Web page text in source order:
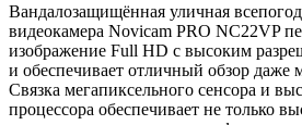
Вандалозащищённая уличная
видеокамера Novicam PRO NC22VP
изображение Full HD с высоким
и обеспечивает отличный обзор даже
Связка мегапиксельного сенсора и
процессора обеспечивает не только